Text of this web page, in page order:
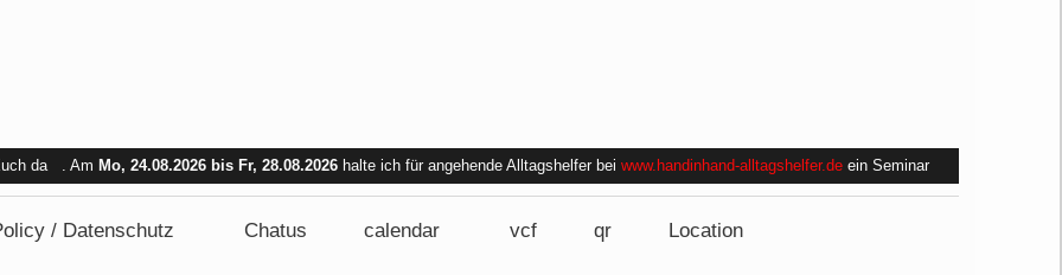
da . Am Mo, 24.08.2026 bis Fr, 28.08.2026 halte ich für angehende Alltagshelfer bei www.handinhand-alltagshelfer.de ein Seminar
Am Mi. 26.08.2026 sind wir nicht verfügbar.
/ Datenschutz Chatus calendar vcf qr Location